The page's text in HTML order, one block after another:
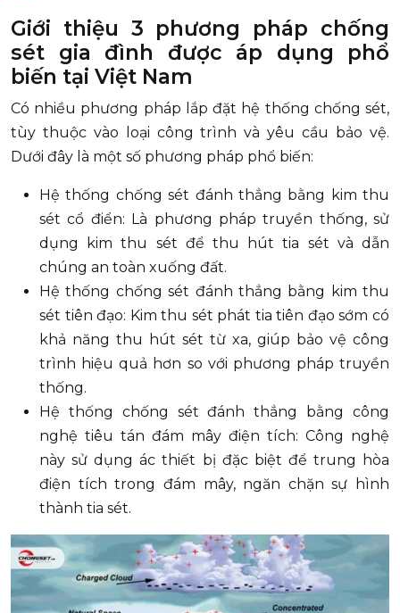
Giới thiệu 3 phương pháp chống
sét gia đình được áp dụng phổ
biến tại Việt Nam
Có nhiều phương pháp lắp đặt hệ thống chống sét,
tùy thuộc vào loại công trình và yêu cầu bảo vệ.
Dưới đây là một số phương pháp phổ biến:
Hệ thống chống sét đánh thẳng bằng kim thu
sét cổ điển: Là phương pháp truyền thống, sử
dụng kim thu sét để thu hút tia sét và dẫn
chúng an toàn xuống đất.
Hệ thống chống sét đánh thẳng bằng kim thu
sét tiên đạo: Kim thu sét phát tia tiên đạo sớm có
khả năng thu hút sét từ xa, giúp bảo vệ công
trình hiệu quả hơn so với phương pháp truyền
thống.
Hệ thống chống sét đánh thẳng bằng công
nghệ tiêu tán đám mây điện tích: Công nghệ
này sử dụng ác thiết bị đặc biệt để trung hòa
điện tích trong đám mây, ngăn chặn sự hình
thành tia sét.